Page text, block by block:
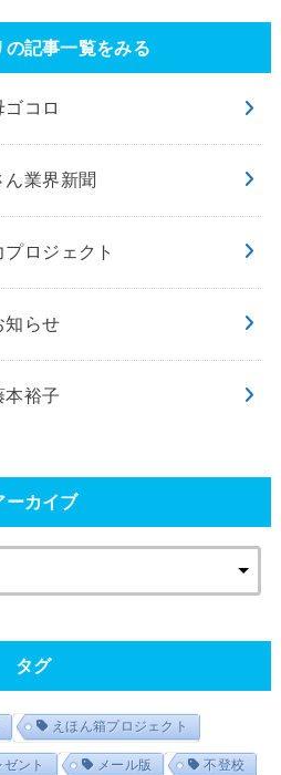
の記事一覧をみる
ゴコロ
ん業界新聞
ロジェクト
知らせ
本裕子
ーカイブ
タグ
えほん箱プロジェクト
ゼント メール版 不登校